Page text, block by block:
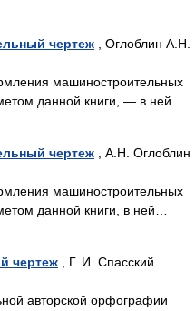
чертеж , Оглоблин А.Н.
машиностроительных
данной книги, — в ней…
чертеж , А.Н. Оглоблин
машиностроительных
данной книги, в ней…
чертеж , Г. И. Спасский
авторской орфографии